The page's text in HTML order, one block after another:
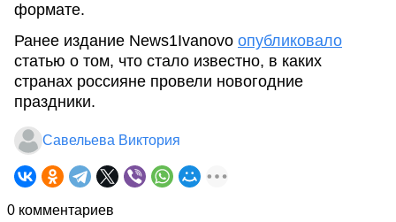
формате.
Ранее издание News1Ivanovo опубликовало
статью о том, что стало известно, в каких
странах россияне провели новогодние
праздники.
Савельева Виктория
0 комментариев